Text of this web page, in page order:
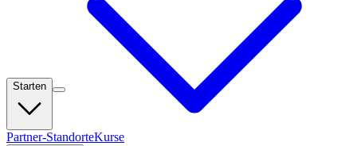
Starten
Partner-StandorteKurse